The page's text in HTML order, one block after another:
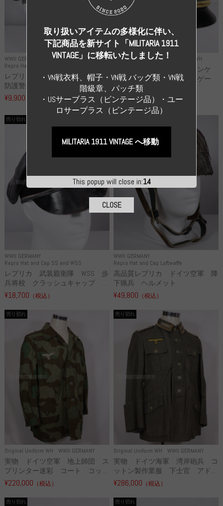
WWII GERMANY
Repro Hat and Cap Police and other
レプリカ ドイツ秩序警察 都市
防護警察 クラッシュキャップ...
¥9,900 （税込）
WWII GERMANY Repro Uniforms WH
レプリカ ミヒャエル・ヤンケ
製 国家元帥 ヘルマン・ゲー
リ...
¥55,000（税込）
WWII GERMANY
Repro Hat and Cap SS and WSS
売り切れ
レプリカ 武装親衛隊 WSS 歩
兵将校 クラッシュキャップ ...
¥18,700 （税込）
WWII GERMANY
Repro Hat and Cap Luftwaffe
高品質レプリカ ドイツ空軍 降
下猟兵 ヘルメット
¥49,800 （税込）
Original Uniform WH WWII GERMANY
売り切れ
実物 ドイツ空軍 地上師団 ス
プリンター迷彩 コート コッ...
¥220,000 （税込）
Original Uniform WH WWII GERMANY
売り切れ
実物 ドイツ海軍 湾岸砲兵 コ
ットン製作業服 下士官 アド...
¥286,000 （税込）
売り切れ 売り切れ
This popup will close in:13
取り扱いアイテムの多様化に伴い、
下記商品を新サイト「MILITARIA 1911
VINTAGE」に移転いたしました！
・VN戦衣料、帽子・VN戦 バッグ類・VN戦
階級章、パッチ類
・USサーブラス（ビンテージ品）・ユー
ロサープラス（ビンテージ品）
MILITARIA 1911 VINTAGE へ移動
CLOSE